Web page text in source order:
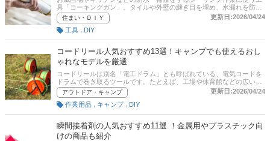
具「コーキングガン」。タイルや外壁の継ぎ目を埋め、水漏れを防い
だり、建物の気密性を高めたりするのに活躍します。マキタやタジ
マ、山本製作所をはじめとした大手メーカーから多数の種類が販売さ
れており値段もさまざま。手動や電動、エアー式、ノズルが回転する
ものなどがあり、選ぶのに迷ってしまいますよね。本記事では、コー
キングガンの選び方とおすすめ商品を種類別にご紹介。初心者用から
プロ用の本格的な商品、小型で軽量のエアーコーキングガンなど数多
くある商品の中から厳選しました。ぜひ、コーキングガン選びの参考
にしてください。
住まい・ＤＩＹ
更新日:2026/04/24
工具
DIY
コードリール人気おすすめ13選！キャンプでも使えるおし
ゃれなモデルを厳選
コードリールは別名「電工ドラム」とも呼ばれている、電気コードを
ドラムで巻き取るツールです。たとえば、工場や体育館などの広い場
所、もしくは屋外の電源が確保できない場所で利用されています。コ
ードにつまずくなどの事故を防ぎ、安全に電気を利用するためにはと
ても重要なツールです。また、大型や小型、プラグの数や種類、コー
ドの長さなどはさまざま。そこでこの記事では、コードリールの選び
方とおすすめ商品を紹介します。キャンプで使いたいおしゃれなモデ
ルもピックアップ。後半には通販サイトの最新人気ランキングのリン
クもあるので、売れ筋や口コミとあわせてチェックしてみてくださ
アウトドア・キャンプ
更新日:2026/04/24
作業用品
キャンプ DIY
瞬間接着剤の人気おすすめ11選 ！金属用やプラスチック向
けの商品も紹介